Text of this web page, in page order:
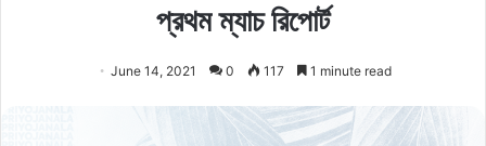
প্রথম ম্যাচ রিপোর্ট
June 14, 2021 0 117 1 minute read